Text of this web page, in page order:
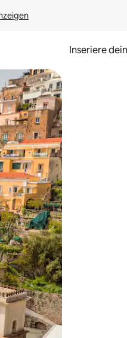
Inseriere
Berühren oder Wischgesten.